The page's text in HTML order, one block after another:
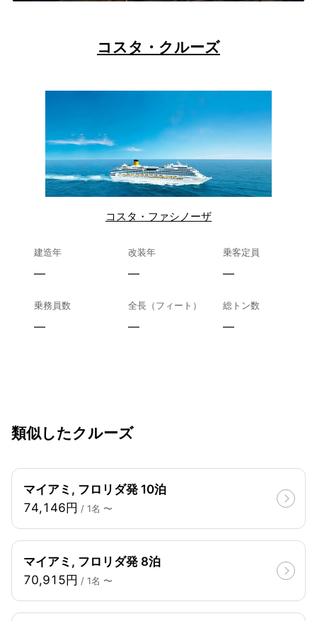
コスタ・クルーズ
コスタ・ファシノーザ
建造年
—
改装年
—
乗客定員
—
乗務員数
—
全長（フィート）
—
総トン数
—
類似したクルーズ
マイアミ, フロリダ発 10泊
74,146円 / 1名 〜
マイアミ, フロリダ発 8泊
70,915円 / 1名 〜